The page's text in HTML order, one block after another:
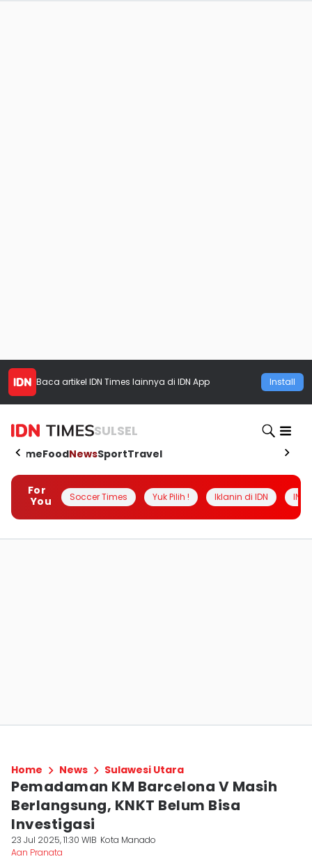
Baca artikel IDN Times lainnya di IDN App Install
SULSEL
HomeFoodNewsSportTravel
For
You
Soccer Times Yuk Pilih ! Iklanin di IDN
Home News Sulawesi Utara
Pemadaman KM Barcelona V Masih
Berlangsung, KNKT Belum Bisa
Investigasi
23 Jul 2025, 11:30 WIB Kota Manado
Aan Pranata